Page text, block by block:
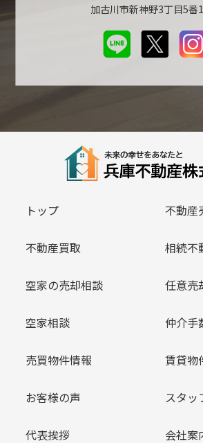
加古川市新神野3丁目5番
トップ 不動産
不動産買取 相続不
空家の売却相談 任意売
空家相談 仲介手
売買物件情報 賃貸物
お客様の声 スタッ
代表挨拶 会社案